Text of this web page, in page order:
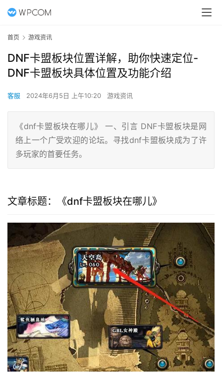
首页 游戏资讯
DNF卡盟板块位置详解，助你快速定位-
DNF卡盟板块具体位置及功能介绍
客服 2024年6月5日 上午10:20 游戏资讯
《dnf卡盟板块在哪儿》 一、引言 DNF卡盟板块是网
络上一个广受欢迎的论坛。寻找dnf卡盟板块成为了许
多玩家的首要任务。
文章标题：《dnf卡盟板块在哪儿》